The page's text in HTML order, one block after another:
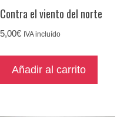
Contra el viento del norte
5,00€ IVA incluído
Añadir al carrito